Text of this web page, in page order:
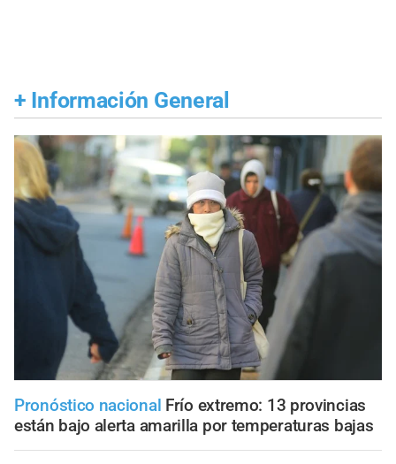
+ Información General
Pronóstico nacional Frío extremo: 13 provincias
están bajo alerta amarilla por temperaturas bajas